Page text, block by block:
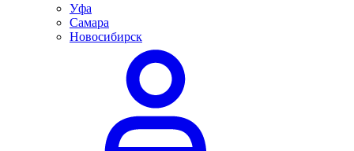
Уфа
Самара
Новосибирск